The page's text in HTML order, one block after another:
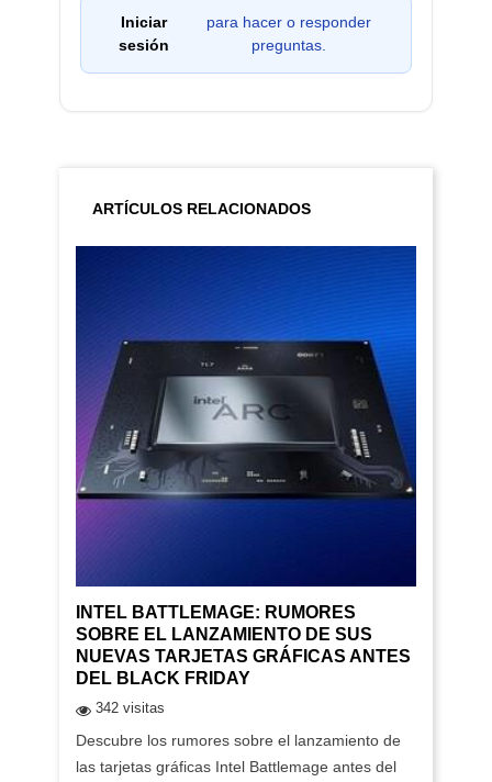
Iniciar
sesión
para hacer o responder
preguntas.
ARTÍCULOS RELACIONADOS
INTEL BATTLEMAGE: RUMORES
SOBRE EL LANZAMIENTO DE SUS
NUEVAS TARJETAS GRÁFICAS ANTES
DEL BLACK FRIDAY
342 visitas
Descubre los rumores sobre el lanzamiento de
las tarjetas gráficas Intel Battlemage antes del